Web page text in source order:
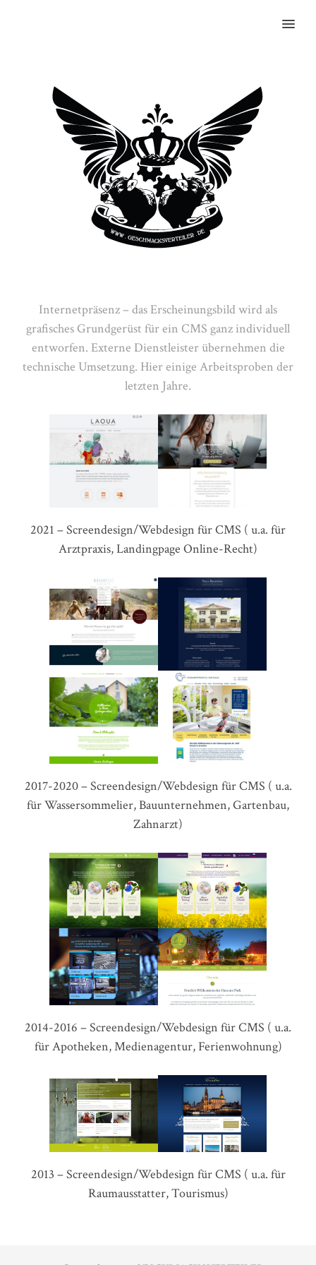
MENU
Internetpräsenz – das Erscheinungsbild wird als
grafisches Grundgerüst für ein CMS ganz individuell
entworfen. Externe Dienstleister übernehmen die
technische Umsetzung. Hier einige Arbeitsproben der
letzten Jahre.
2021 – Screendesign/Webdesign für CMS ( u.a. für
Arztpraxis, Landingpage Online-Recht)
2017-2020 – Screendesign/Webdesign für CMS ( u.a.
für Wassersommelier, Bauunternehmen, Gartenbau,
Zahnarzt)
2014-2016 – Screendesign/Webdesign für CMS ( u.a.
für Apotheken, Medienagentur, Ferienwohnung)
2013 – Screendesign/Webdesign für CMS ( u.a. für
Raumausstatter, Tourismus)